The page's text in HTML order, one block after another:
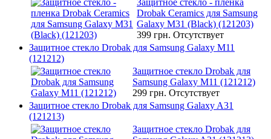
Drobak Ceramics для Samsung
Galaxy M31 (Black) (121203)
399 грн. Отсутствует
Защитное стекло Drobak для Samsung Galaxy M11
(121212)
Защитное стекло Drobak для
Samsung Galaxy M11 (121212)
299 грн. Отсутствует
Защитное стекло Drobak для Samsung Galaxy A31
(121213)
Защитное стекло Drobak для